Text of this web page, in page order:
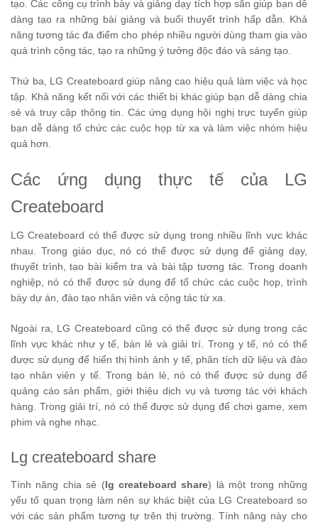
tạo. Các công cụ trình bày và giảng dạy tích hợp sẵn giúp bạn dễ
dàng tạo ra những bài giảng và buổi thuyết trình hấp dẫn. Khả
năng tương tác đa điểm cho phép nhiều người dùng tham gia vào
quá trình cộng tác, tạo ra những ý tưởng độc đáo và sáng tạo.
Thứ ba, LG Createboard giúp nâng cao hiệu quả làm việc và học
tập. Khả năng kết nối với các thiết bị khác giúp bạn dễ dàng chia
sẻ và truy cập thông tin. Các ứng dụng hội nghị trực tuyến giúp
bạn dễ dàng tổ chức các cuộc họp từ xa và làm việc nhóm hiệu
quả hơn.
Các ứng dụng thực tế của LG
Createboard
LG Createboard có thể được sử dụng trong nhiều lĩnh vực khác
nhau. Trong giáo dục, nó có thể được sử dụng để giảng dạy,
thuyết trình, tạo bài kiểm tra và bài tập tương tác. Trong doanh
nghiệp, nó có thể được sử dụng để tổ chức các cuộc họp, trình
bày dự án, đào tạo nhân viên và cộng tác từ xa.
Ngoài ra, LG Createboard cũng có thể được sử dụng trong các
lĩnh vực khác như y tế, bán lẻ và giải trí. Trong y tế, nó có thể
được sử dụng để hiển thị hình ảnh y tế, phân tích dữ liệu và đào
tạo nhân viên y tế. Trong bán lẻ, nó có thể được sử dụng để
quảng cáo sản phẩm, giới thiệu dịch vụ và tương tác với khách
hàng. Trong giải trí, nó có thể được sử dụng để chơi game, xem
phim và nghe nhạc.
Lg createboard share
Tính năng chia sẻ (lg createboard share) là một trong những
yếu tố quan trọng làm nên sự khác biệt của LG Createboard so
với các sản phẩm tương tự trên thị trường. Tính năng này cho